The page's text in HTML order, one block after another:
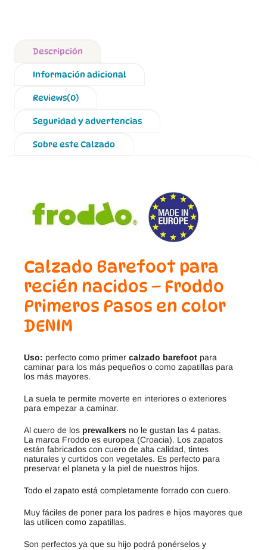
Descripción
Información adicional
Reviews(0)
Seguridad y advertencias
Sobre este Calzado
Calzado Barefoot para
recién nacidos – Froddo
Primeros Pasos en color
DENIM
Uso: perfecto como primer calzado barefoot para
caminar para los más pequeños o como zapatillas para
los más mayores.
La suela te permite moverte en interiores o exteriores
para empezar a caminar.
Al cuero de los prewalkers no le gustan las 4 patas.
La marca Froddo es europea (Croacia). Los zapatos
están fabricados con cuero de alta calidad, tintes
naturales y curtidos con vegetales. Es perfecto para
preservar el planeta y la piel de nuestros hijos.
Todo el zapato está completamente forrado con cuero.
Muy fáciles de poner para los padres e hijos mayores que
las utilicen como zapatillas.
Son perfectos ya que su hijo podrá ponérselos y